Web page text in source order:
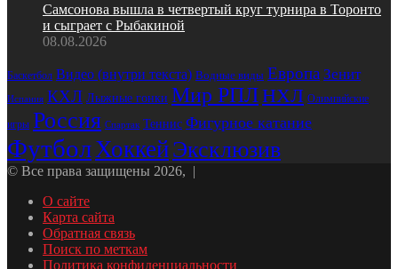
Самсонова вышла в четвертый круг турнира в Торонто
и сыграет с Рыбакиной
08.08.2026
Баскетбол Видео (внутри текста) Водные виды Европа Зенит
Испания КХЛ Лыжные гонки Мир РПЛНХЛ Олимпийские
игры Россия Спартак Теннис Фигурное катание
ФутболХоккейЭксклюзив
© Все права защищены 2026, |
О сайте
Карта сайта
Обратная связь
Поиск по меткам
Политика конфиденциальности